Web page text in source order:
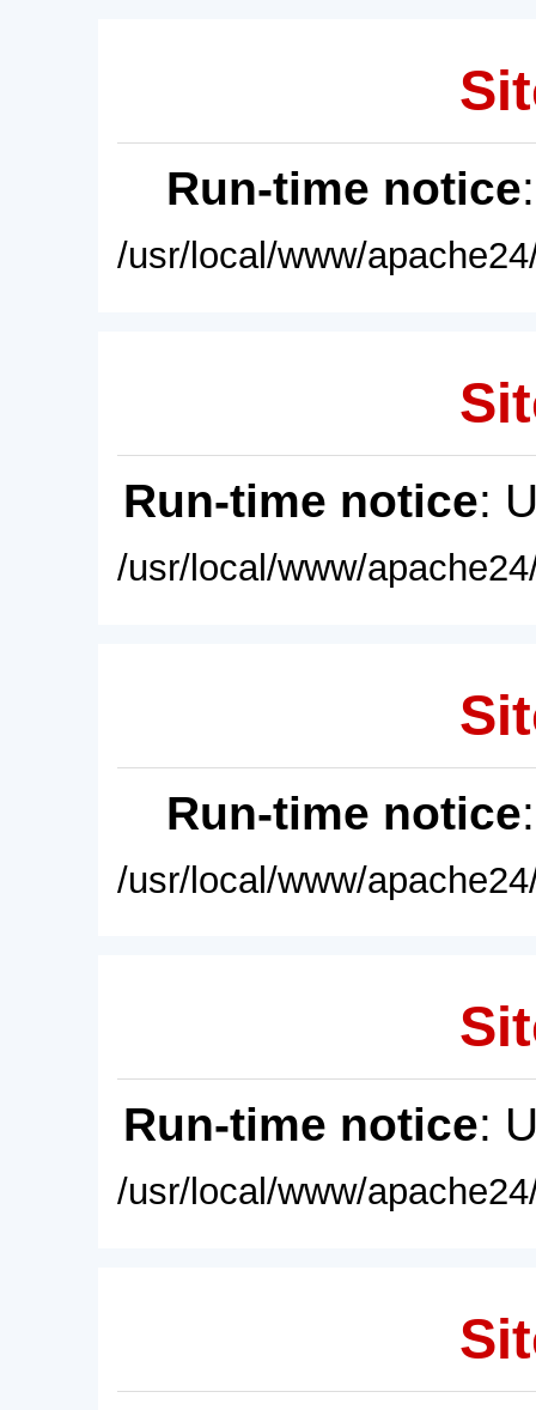
Run-time notice
/usr/local/www/
Run-time notice:
/usr/local/www/
Run-time notice
/usr/local/www/
Run-time notice:
/usr/local/www/